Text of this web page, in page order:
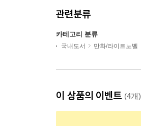
관련분류
카테고리 분류
국내도서 만화/라이트노벨
이 상품의 이벤트 (4개)